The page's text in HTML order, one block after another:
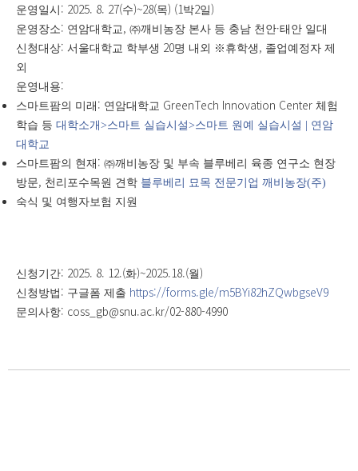
운영일시 : 2025. 8. 27(수)~28(목) (1박2일)
운영장소: 연암대학교, ㈜깨비농장 본사 등 충남 천안·태안 일대
신청대상: 서울대학교 학부생 20명 내외 ※ 휴학생 , 졸업예정자 제
외
운영내용:
스마트팜의 미래 : 연암대학교 GreenTech Innovation Center 체험
학습 등 대학소개>스마트 실습시설>스마트 원예 실습시설 | 연암
대학교
스마트팜의 현재 : ㈜깨비농장 및 부속 블루베리 육종 연구소 현장
방문, 천리포수목원 견학 블루베리 묘목 전문기업 깨비농장(주)
숙식 및 여행자보험 지원
신청기간: 2025. 8. 12.(화)~2025.18.(월)
신청방법 : 구글폼 제출 https://forms.gle/m5BYi82hZQwbgseV9
문의사항: coss_gb@snu.ac.kr/02-880-4990